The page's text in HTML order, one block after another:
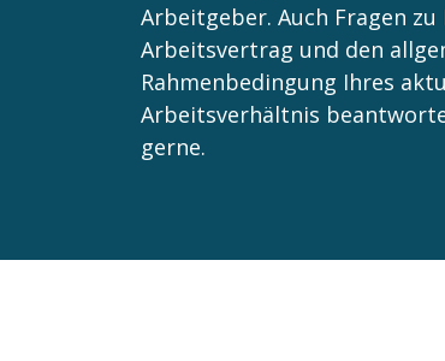
Arbeitgeber. Auch Fragen zu
Arbeitsvertrag und den
Rahmenbedingung Ihres
Arbeitsverhältnis
gerne.